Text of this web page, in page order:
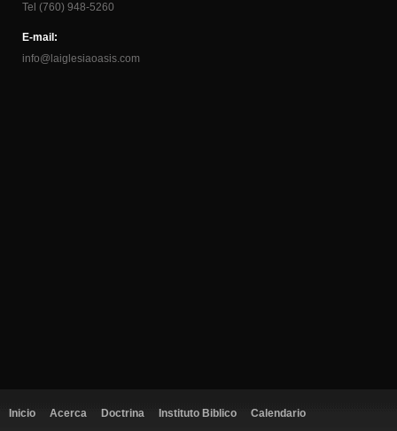
Tel (760) 948-5260
E-mail:
info@laiglesiaoasis.com
Inicio Acerca Doctrina Instituto Biblico Calendario